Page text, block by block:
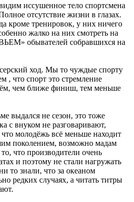
иссушенное тело спортсмена
отсутствие жизни в глазах.
кроме тренировок, у них ничего
жалко на них смотреть на
обывателей собравшихся на
ход. Мы то чуждые спорту
, что спорт это стремление
чем ближе финиш, тем меньше
выдался не сезон, это тоже
с внуком не разговаривают,
молодёжь всё меньше находит
поколением, возможно мадам
что производители очень
и поэтому не стали нагружать
то знали, что за океаном
редких случаях, а читать титры